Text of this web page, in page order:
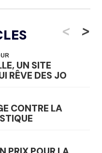
<
UN SITE
RÊVE DES JO
CONTRE LA
>